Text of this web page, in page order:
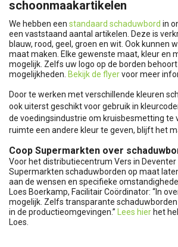
schoonmaakartikelen
We hebben een standaard schaduwbord in
een vaststaand aantal artikelen. Deze is
blauw, rood, geel, groen en wit. Ook kunnen
maat maken. Elke gewenste maat, kleur en
mogelijk. Zelfs uw logo op de borden
mogelijkheden. Bekijk de flyervoor meer
Door te werken met verschillende kleuren
ook uiterst geschikt voor gebruik in
de voedingsindustrie om kruisbesmetting te
ruimte een andere kleur te geven, blijft het
Coop Supermarkten over
Voor het distributiecentrum Vers in Deventer
Supermarkten schaduwborden op maat
aan de wensen en specifieke
Loes Boerkamp, Facilitair Coördinator: “In
mogelijk. Zelfs transparante
in de productieomgevingen.”
Lees hier het
Loes.